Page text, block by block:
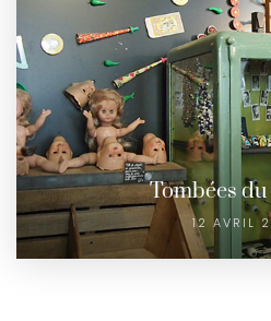
Tombées
12 AVRIL